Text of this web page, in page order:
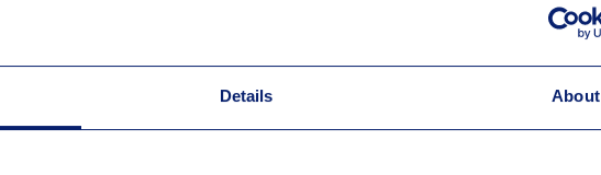
Details About
reflekterar över när allt rullar på. Men Pär Nordström menar att